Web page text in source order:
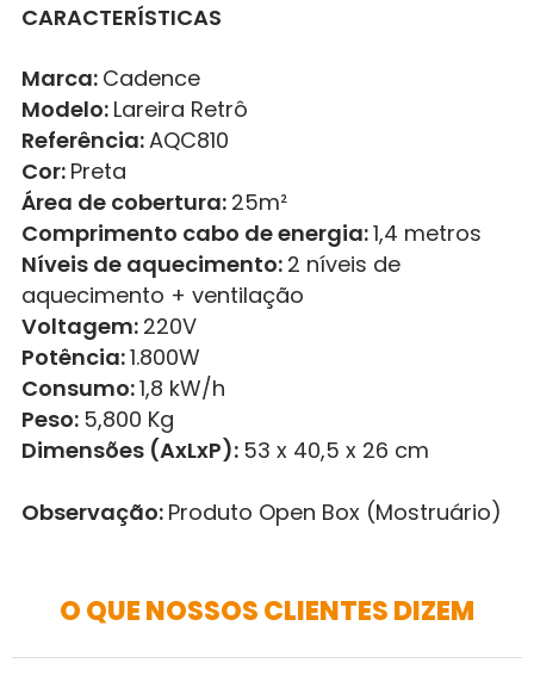
CARACTERÍSTICAS
Marca: Cadence
Modelo: Lareira Retrô
Referência:AQC810
Cor: Preta
Área de cobertura: 25m²
Comprimento cabo de energia:1,4 metros
Níveis de aquecimento: 2 níveis de
aquecimento + ventilação
Voltagem: 220V
Potência:1.800W
Consumo:1,8 kW/h
Peso: 5,800 Kg
Dimensões (AxLxP): 53 x 40,5 x 26 cm
Observação: Produto Open Box (Mostruário)
O QUE NOSSOS CLIENTES DIZEM